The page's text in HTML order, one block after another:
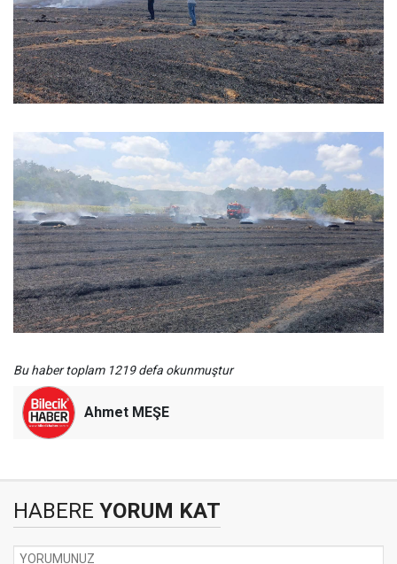
Bu haber toplam 1219 defa okunmuştur
Ahmet MEŞE
HABERE YORUM KAT